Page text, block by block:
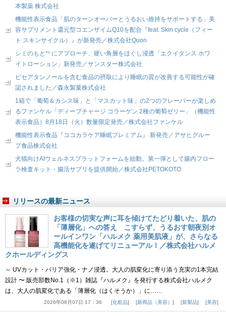
本製薬 株式会社
機能性表示食品「肌のターンオーバーとうるおい維持をサポートする」美
容サプリメント還元型コエンザイムQ10を配合『feat. Skin cycle（フィー
ト スキンサイクル）』が新発売／株式会社Quon
シミのもと*¹ にアプローチ、硬い角層をほぐし浸透「エクイタンス ホワ
イトローション」新発売／サンスター株式会社
ピセアタンノールを含む食品の摂取により睡眠の質が改善する可能性が確
認されました／森永製菓株式会社
1箱で「葡萄＆カシス味」と「マスカット味」の2つのフレーバーが楽しめ
るファンケル「ディープチャージ コラーゲン 2種の葡萄ゼリー」（機能性
表示食品）8月18日（火）数量限定発売／株式会社ファンケル
機能性表示食品『ココカラケア睡眠プレミアム』 新発売／アサヒグルー
プ食品株式会社
犬猫向けAIウェルネスプラットフォームを始動。第一弾として腸内フロー
ラ検査キット・腸活サプリを提供開始／株式会社PETOKOTO
リリースの最新ニュース
お客様の切実な声に耳を傾けてたどり着いた、肌の
「薄層化」への答え こすらず、うるおす朝夜別オ
ールインワン「ハルメク 薬用美肌液」が、さらなる
高機能化を遂げてリニューアル！／株式会社ハルメ
クホールディングス
～ UVカット・バリア強化・ナノ浸透。大人の肌変化に寄り添う充実の1本完結
設計 〜 販売部数No.1（※1）雑誌『ハルメク』を発行する株式会社ハルメク
は、大人の肌変化である「薄層化（はくそうか）」に……
2026年08月07日 17：36 化粧品 新商品（美容） 新製品 美容